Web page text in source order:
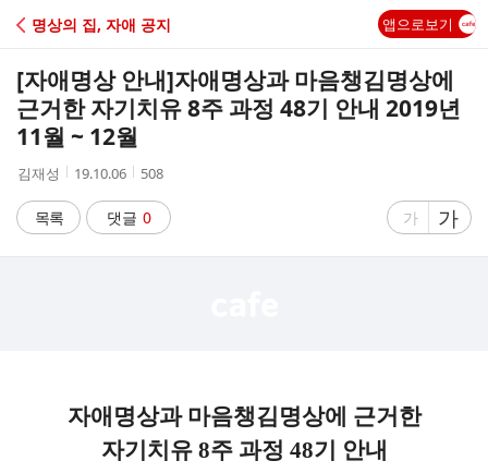
C
A
명상의 집, 자애 공지 앱으로보기
[자애명상 안내]자애명상과 마음챙김명상에
근거한 자기치유 8주 과정 48기 안내 2019년
11월 ~ 12월
작
자
김재성
작
시
간
19.10.06
조
수
508
목록 댓글 0
글
가
글
자
가
자애명상과 마음챙김명상에 근거한
자기치유 8주 과정 48기 안내